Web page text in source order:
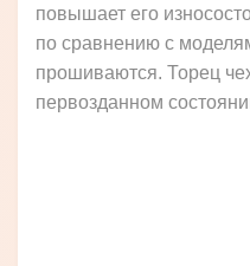
повышает его
по сравнению с
прошиваются. Торец
первозданном